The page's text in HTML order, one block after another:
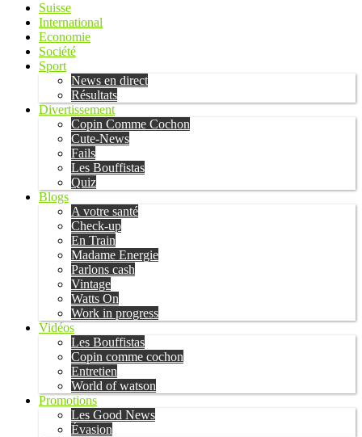
Suisse
International
Economie
Société
Sport
News en direct
Résultats
Divertissement
Copin Comme Cochon
Cute-News
Fails
Les Bouffistas
Quiz
Blogs
A votre santé
Check-up
En Train
Madame Energie
Parlons cash
Vintage
Watts On
Work in progress
Vidéos
Les Bouffistas
Copin comme cochon
Entretien
World of watson
Promotions
Les Good News
Évasion